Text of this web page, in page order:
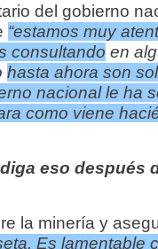
del gobierno
“estamos muy
consultando en
hasta ahora son
nacional le ha
como viene
eso después
la minería y
Es lamentable